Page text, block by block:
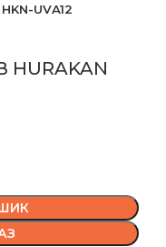
UVA12